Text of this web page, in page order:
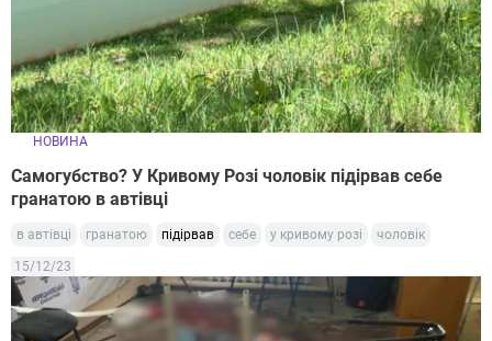
НОВИНА
Самогубство? У Кривому Розі чоловік підірвав себе
гранатою в автівці
в автівці гранатою підірвав себе у кривому розі чоловік
15/12/23